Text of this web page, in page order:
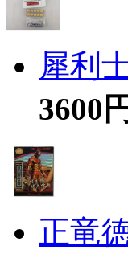
犀利
3600円
正竜